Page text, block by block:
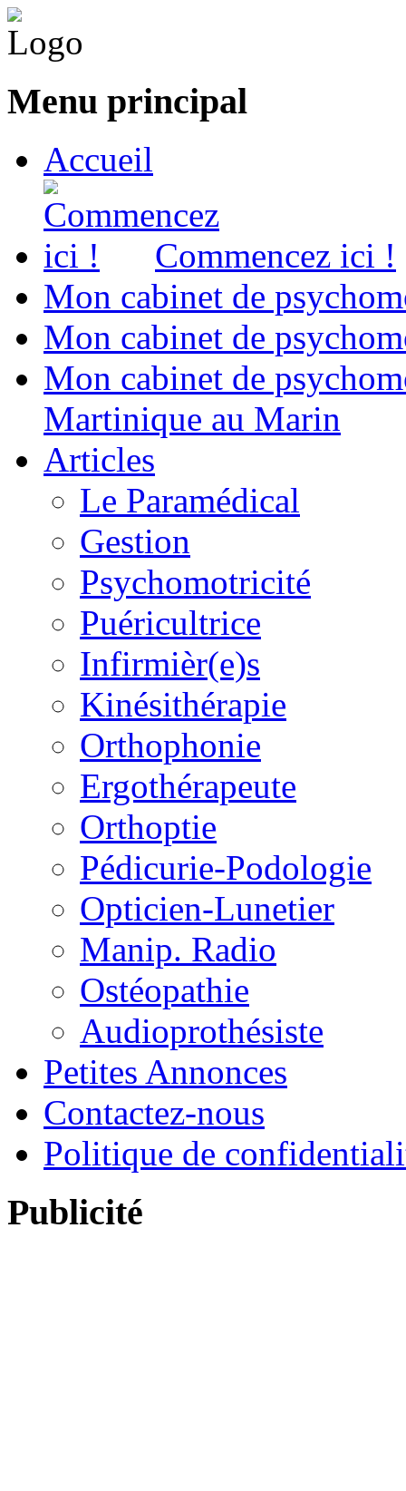
Menu principal
Accueil
Commencez ici !
Mon cabinet de
Mon cabinet de
Mon cabinet de
Martinique au Marin
Articles
Le Paramédical
Gestion
Psychomotricité
Puéricultrice
Infirmièr(e)s
Kinésithérapie
Orthophonie
Ergothérapeute
Orthoptie
Pédicurie-Podologie
Opticien-Lunetier
Manip. Radio
Ostéopathie
Audioprothésiste
Petites Annonces
Contactez-nous
Politique de
Publicité